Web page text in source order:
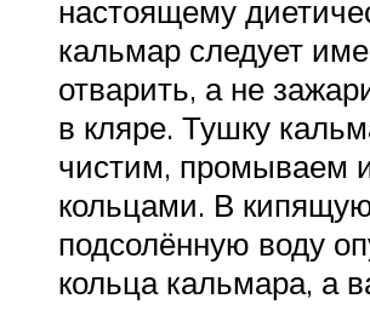
настоящему
кальмар следует
отварить, а не
в кляре. Тушку
чистим, промываем
кольцами. В
подсолённую воду
кольца кальмара, а